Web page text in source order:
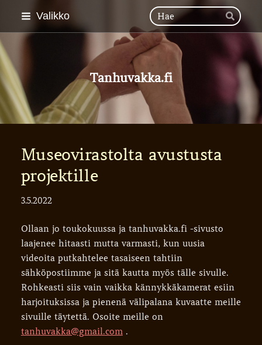
Siirry
Valikko
Hae
Tanhuvakka.fi
Museovirastolta avustusta
projektille
3.5.2022
Ollaan jo toukokuussa ja tanhuvakka.fi -sivusto
laajenee hitaasti mutta varmasti, kun uusia
videoita putkahtelee tasaiseen tahtiin
sähköpostiimme ja sitä kautta myös tälle sivulle.
Rohkeasti siis vain vaikka kännykkäkamerat esiin
harjoituksissa ja pienenä välipalana kuvaatte meille
sivuille täytettä. Osoite meille on
tanhuvakka@gmail.com.